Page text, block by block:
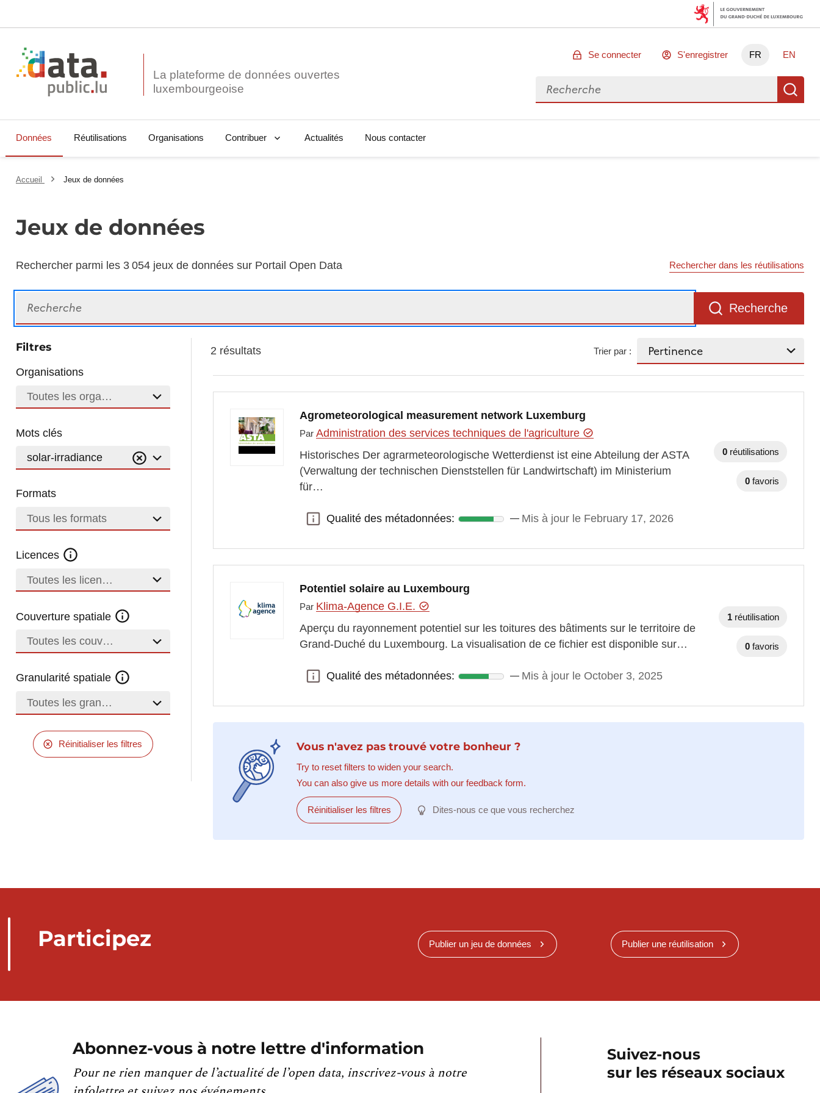
La plateforme de données ouvertes
Se connecter S'enregistrer FR EN
Rechercher des données
Données Réutilisations Organisations Contribuer Actualités Nous contacter
Accueil Jeux de données
Jeux de données
Rechercher parmi les 3 054 jeux de données sur Portail Open Data Rechercher dans les réutilisations
Recherche
Filtres
Organisations
Toutes les organisations
Mots clés
solar-irradiance
Formats
Tous les formats
Licences
Toutes les licences
Couverture spatiale
Toutes les couvertures
Granularité spatiale
Toutes les granularités
Réinitialiser les filtres
2 résultats Trier par :
Agrometeorological measurement network Luxemburg
ParAdministration des services techniques de l'agriculture
Historisches Der agrarmeteorologische Wetterdienst ist eine Abteilung der ASTA
(Verwaltung der technischen Dienststellen für Landwirtschaft) im Ministerium
für…
Qualité des métadonnées:
Qualité des métadonnées: Mis à jour le February 17, 2026
0 réutilisations
0 favoris
Potentiel solaire au Luxembourg
Par Klima-Agence G.I.E.
Aperçu du rayonnement potentiel sur les toitures des bâtiments sur le territoire de
Grand-Duché du Luxembourg. La visualisation de ce fichier est disponible sur…
Qualité des métadonnées:
Qualité des métadonnées: Mis à jour le October 3, 2025
1 réutilisation
0 favoris
Vous n'avez pas trouvé votre bonheur ?
Try to reset filters to widen your search.
You can also give us more details with our feedback form.
Réinitialiser les filtres Dites-nous ce que vous recherchez
Participez Publier un jeu de données Publier une réutilisation
Abonnez-vous à notre lettre d'information
Pour ne rien manquer de l’actualité de l’open data, inscrivez-vous à notre
Suivez-nous
sur les réseaux sociaux